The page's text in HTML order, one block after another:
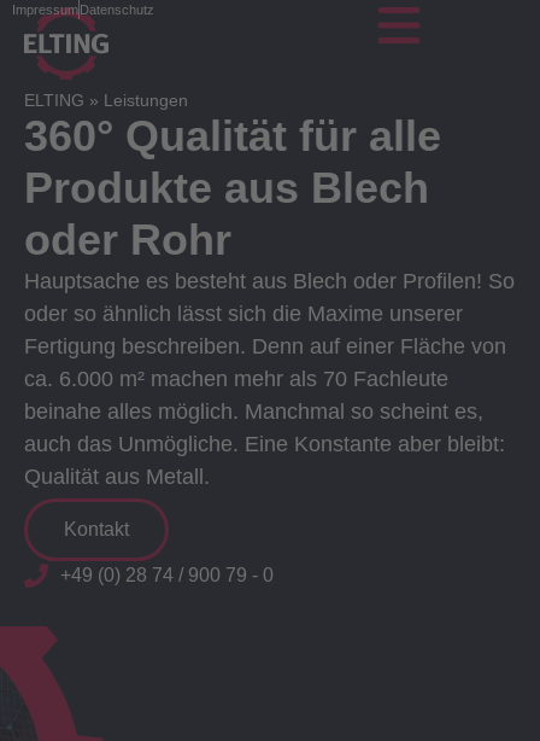
ImpressumDatenschutz
ELTING » Leistungen
360° Qualität für alle
Produkte aus Blech
oder Rohr
Hauptsache es besteht aus Blech oder Profilen! So
oder so ähnlich lässt sich die Maxime unserer
Fertigung beschreiben. Denn auf einer Fläche von
ca. 6.000 m² machen mehr als 70 Fachleute
beinahe alles möglich. Manchmal so scheint es,
auch das Unmögliche. Eine Konstante aber bleibt:
Qualität aus Metall.
Kontakt
+49 (0) 28 74 / 900 79 - 0